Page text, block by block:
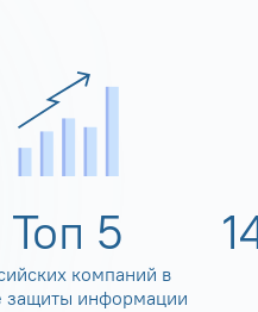
Топ 5
компаний в
защиты информации